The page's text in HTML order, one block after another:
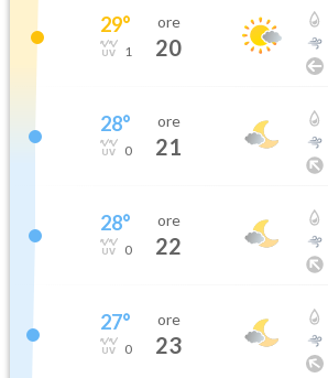
29°
1
ore
20
28°
0
ore
21
28°
0
ore
22
27°
0
ore
23